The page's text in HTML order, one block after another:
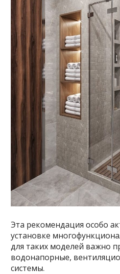
Эта рекомендация особо
установке
для таких моделей важно
водонапорные,
системы.